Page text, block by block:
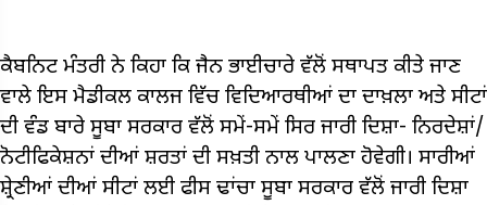
ਕੈਬਨਿਟ ਮੰਤਰੀ ਨੇ ਕਿਹਾ ਕਿ ਜੈਨ ਭਾਈਚਾਰੇ ਵੱਲੋਂ ਸਥਾਪਤ ਕੀਤੇ ਜਾਣ
ਵਾਲੇ ਇਸ ਮੈਡੀਕਲ ਕਾਲਜ ਵਿੱਚ ਵਿਦਿਆਰਥੀਆਂ ਦਾ ਦਾਖ਼ਲਾ ਅਤੇ ਸੀਟਾਂ
ਦੀ ਵੰਡ ਬਾਰੇ ਸੂਬਾ ਸਰਕਾਰ ਵੱਲੋਂ ਸਮੇਂ-ਸਮੇਂ ਸਿਰ ਜਾਰੀ ਦਿਸ਼ਾ- ਨਿਰਦੇਸ਼ਾਂ/
ਨੋਟੀਫਿਕੇਸ਼ਨਾਂ ਦੀਆਂ ਸ਼ਰਤਾਂ ਦੀ ਸਖ਼ਤੀ ਨਾਲ ਪਾਲਣਾ ਹੋਵੇਗੀ। ਸਾਰੀਆਂ
ਸ਼੍ਰੇਣੀਆਂ ਦੀਆਂ ਸੀਟਾਂ ਲਈ ਫੀਸ ਢਾਂਚਾ ਸੂਬਾ ਸਰਕਾਰ ਵੱਲੋਂ ਜਾਰੀ ਦਿਸ਼ਾ